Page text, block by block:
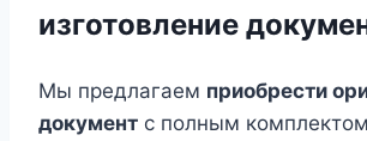
изготовление
Мы предлагаем приобрести
документ с полным комплектом